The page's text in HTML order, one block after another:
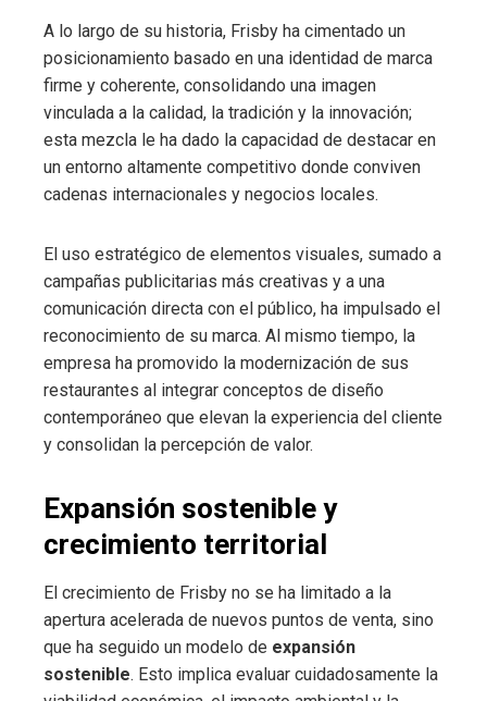
A lo largo de su historia, Frisby ha cimentado un
posicionamiento basado en una identidad de marca
firme y coherente, consolidando una imagen
vinculada a la calidad, la tradición y la innovación;
esta mezcla le ha dado la capacidad de destacar en
un entorno altamente competitivo donde conviven
cadenas internacionales y negocios locales.
El uso estratégico de elementos visuales, sumado a
campañas publicitarias más creativas y a una
comunicación directa con el público, ha impulsado el
reconocimiento de su marca. Al mismo tiempo, la
empresa ha promovido la modernización de sus
restaurantes al integrar conceptos de diseño
contemporáneo que elevan la experiencia del cliente
y consolidan la percepción de valor.
Expansión sostenible y
crecimiento territorial
El crecimiento de Frisby no se ha limitado a la
apertura acelerada de nuevos puntos de venta, sino
que ha seguido un modelo de expansión
sostenible. Esto implica evaluar cuidadosamente la